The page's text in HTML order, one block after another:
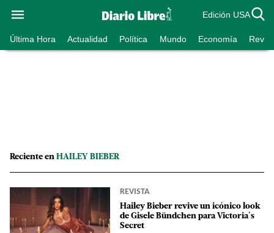
Edición USA
Última Hora Actualidad Política Mundo Economía
Reciente en HAILEY BIEBER
REVISTA
Hailey Bieber revive un icónico look
de Gisele Bündchen para Victoria's
Secret